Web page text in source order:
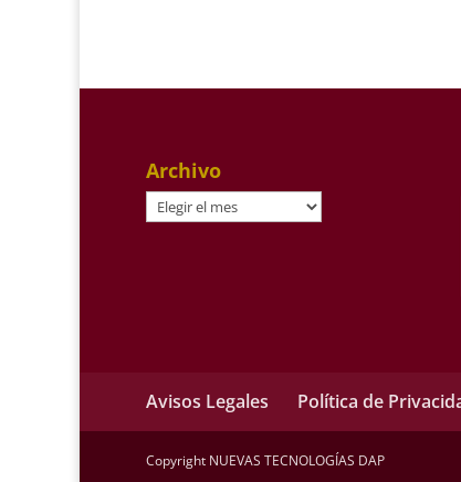
Archivo
Archivo
Avisos Legales Política de
Copyright NUEVAS TECNOLOGÍAS DAP